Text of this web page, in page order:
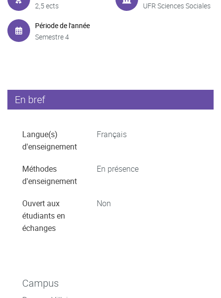
2,5 ects
UFR Sciences Sociales
Période de l'année
Semestre 4
En bref
Langue(s)
d'enseignement
Français
Méthodes
d'enseignement
En présence
Ouvert aux
étudiants en
échanges
Non
Campus